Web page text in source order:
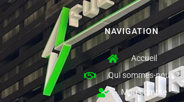
NAVIGATION
Accueil
Qui sommes-nous ?
Mon compte